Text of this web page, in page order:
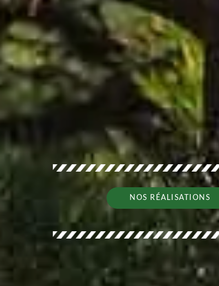
NOS RÉALISATIONS